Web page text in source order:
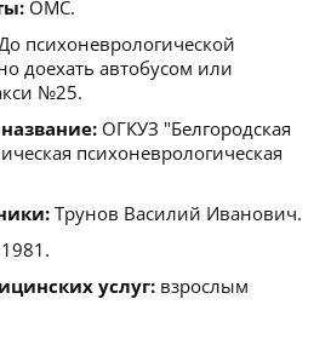
ОМС.
психоневрологической
доехать автобусом или
№25.
ОГКУЗ "Белгородская
психоневрологическая
Трунов Василий Иванович.
1981.
услуг: взрослым